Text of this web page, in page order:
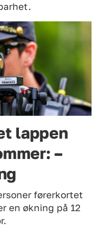
lappen
–
førerkortet
en økning på 12